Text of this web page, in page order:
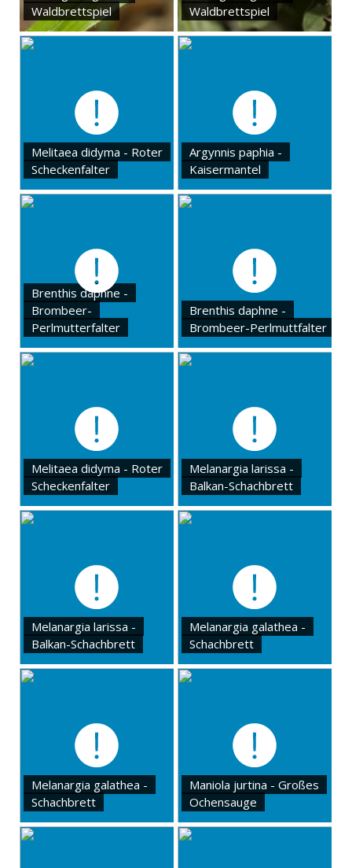
Waldbrettspiel
Waldbrettspiel
Melitaea didyma - Roter
Scheckenfalter
Argynnis paphia -
Kaisermantel
Brenthis daphne -
Brombeer-
Perlmutterfalter
Brenthis daphne -
Brombeer-Perlmuttfalter
Melitaea didyma - Roter
Scheckenfalter
Melanargia larissa -
Balkan-Schachbrett
Melanargia larissa -
Balkan-Schachbrett
Melanargia galathea -
Schachbrett
Melanargia galathea -
Schachbrett
Maniola jurtina - Großes
Ochensauge